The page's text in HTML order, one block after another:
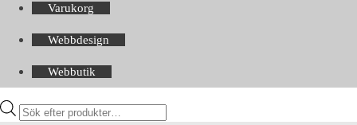
Varukorg
Webbdesign
Webbutik
Products